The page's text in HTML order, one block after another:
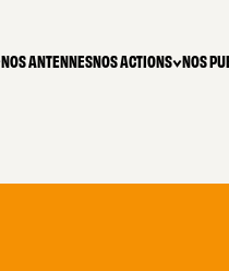
NOS ANTENNESNOS ACTIONS NOS